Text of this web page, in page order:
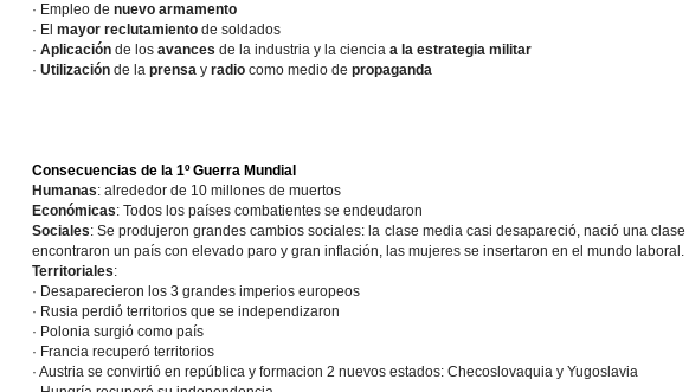
· Empleo de nuevo armamento
· El mayor reclutamiento de soldados
· Aplicación de los avances de la industria y la ciencia a la estrategia militar
· Utilización de la prensa y radio como medio de propaganda
Consecuencias de la 1º Guerra Mundial
Humanas: alrededor de 10 millones de muertos
Económicas: Todos los países combatientes se endeudaron
Sociales: Se produjeron grandes cambios sociales: la clase media casi desapareció, nació una
encontraron un país con elevado paro y gran inflación, las mujeres se insertaron en el mundo laboral.
Territoriales:
· Desaparecieron los 3 grandes imperios europeos
· Rusia perdió territorios que se independizaron
· Polonia surgió como país
· Francia recuperó territorios
· Austria se convirtió en república y formacion 2 nuevos estados: Checoslovaquia y Yugoslavia